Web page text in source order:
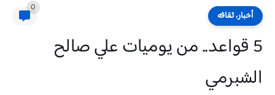
أخبار، ثقافه
0
5 قواعد.. من يوميات علي صالح
الشبرمي